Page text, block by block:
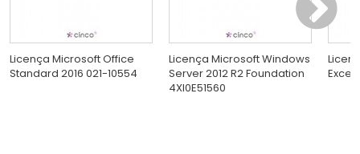
Licença Microsoft Office
Standard 2016 021-10554
Licença Microsoft Windows
Server 2012 R2 Foundation
4XI0E51560
Excel